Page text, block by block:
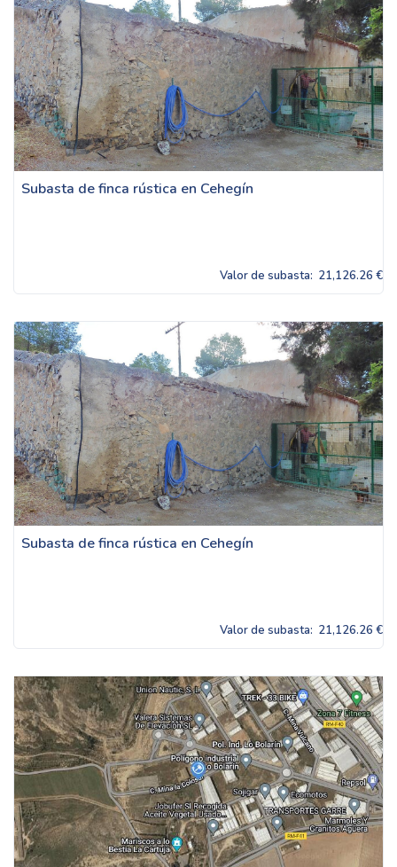
Subasta de finca rústica en Cehegín
Valor de subasta: 21,126.26 €
Subasta de finca rústica en Cehegín
Valor de subasta: 21,126.26 €